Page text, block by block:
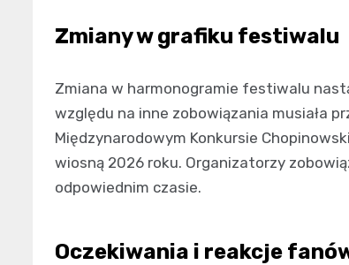
Zmiany w grafiku festiwalu
Zmiana w harmonogramie festiwalu
względu na inne zobowiązania musiała
Międzynarodowym Konkursie
wiosną 2026 roku. Organizatorzy
odpowiednim czasie.
Oczekiwania i reakcje